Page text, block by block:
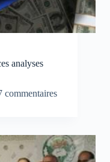
analyses
commentaires